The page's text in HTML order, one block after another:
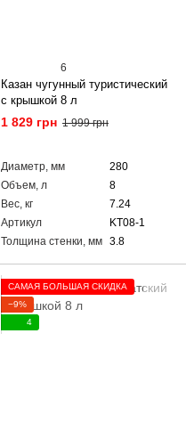
6
Казан чугунный туристический
с крышкой 8 л
1 829 грн 1 999 грн
Диаметр, мм
280
Объем, л
8
Вес, кг
7.24
Артикул
KT08-1
Толщина стенки, мм 3.8
САМАЯ БОЛЬШАЯ СКИДКА
−9%
4